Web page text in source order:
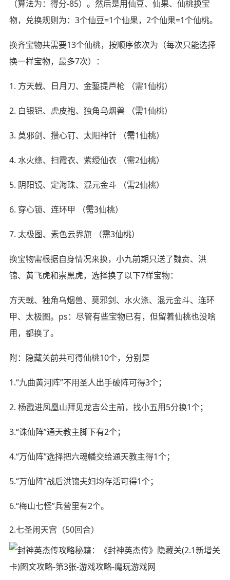
（算法为：得分-85）。然后是用仙豆、仙果、仙桃换宝
物，兑换规则为：3个仙豆=1个仙果，2个仙果=1个仙桃。
换齐宝物共需要13个仙桃，按顺序依次为（每次只能选择
换一样宝物，最多7次）：
1. 方天戟、日月刀、金錾提芦枪 （需1仙桃）
2. 白银铠、虎皮袍、独角乌烟兽 （需1仙桃）
3. 莫邪剑、攒心钉、太阳神针 （需1仙桃）
4. 水火绦、扫霞衣、紫绶仙衣 （需2仙桃）
5. 阴阳镜、定海珠、混元金斗 （需2仙桃）
6. 穿心锁、连环甲 （需3仙桃）
7. 太极图、素色云界旗 （需3仙桃）
换宝物需根据自身情况来换，小九前期只送了魏贲、洪
锦、黄飞虎和崇黑虎，选择换了以下7样宝物：
方天戟、独角乌烟兽、莫邪剑、水火涤、混元金斗、连环
甲、太极图。ps：尽管有些宝物已有，但留着仙桃也没啥
用，都换了。
附：隐藏关前共可得仙桃10个，分别是
1.“九曲黄河阵”不用圣人出手破阵可得3个；
2. 杨戬进凤凰山拜见龙吉公主前，找小五用5分换1个；
3.“诛仙阵”通天教主脚下有2个；
4.“万仙阵”选择把六魂幡交给通天教主得1个；
5.“万仙阵”战后洪锦夫妇均存活可得1个；
6.“梅山七怪”兵营里有2个。
2.七圣闹天宫（50回合）